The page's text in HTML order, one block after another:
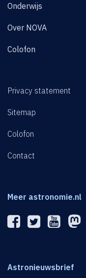
Onderwijs
Over NOVA
Colofon
Privacy statement
Sitemap
Colofon
Contact
Meer astronomie.nl
Astronieuwsbrief